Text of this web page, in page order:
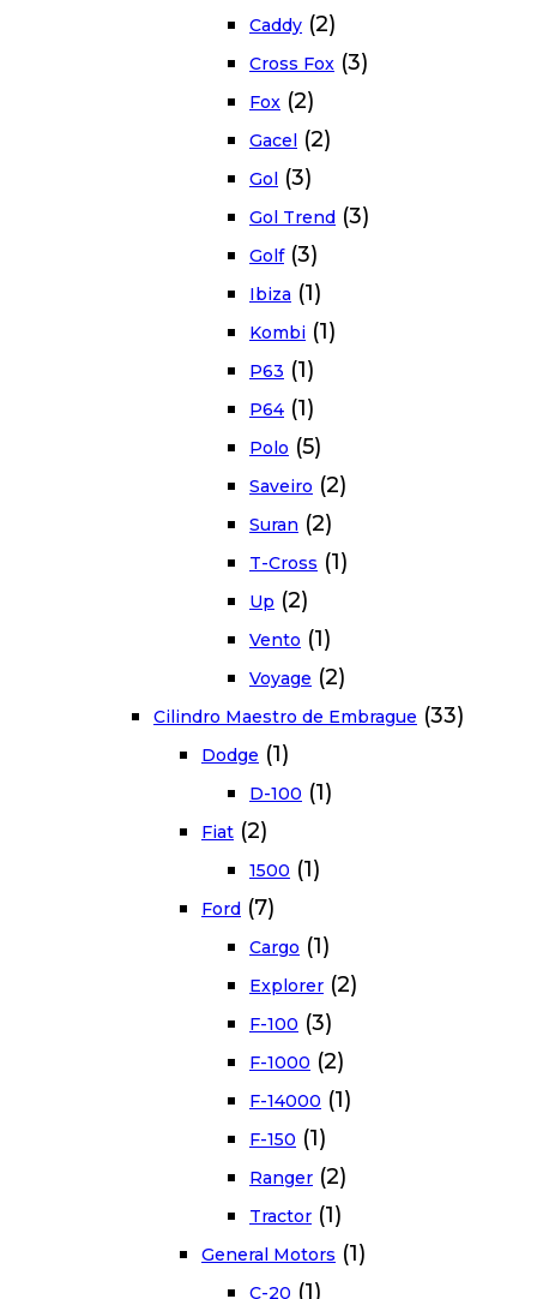
Caddy (2)
Cross Fox (3)
Fox (2)
Gacel (2)
Gol (3)
Gol Trend (3)
Golf (3)
Ibiza (1)
Kombi (1)
P63 (1)
P64 (1)
Polo (5)
Saveiro (2)
Suran (2)
T-Cross (1)
Up (2)
Vento (1)
Voyage (2)
Cilindro Maestro de Embrague (33)
Dodge (1)
D-100 (1)
Fiat (2)
1500 (1)
Ford (7)
Cargo (1)
Explorer (2)
F-100 (3)
F-1000 (2)
F-14000 (1)
F-150 (1)
Ranger (2)
Tractor (1)
General Motors (1)
C-20 (1)